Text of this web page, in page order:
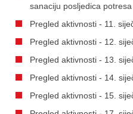
sanaciju posljedica
Pregled aktivnosti - 11.
Pregled aktivnosti - 12.
Pregled aktivnosti - 13.
Pregled aktivnosti - 14.
Pregled aktivnosti - 15.